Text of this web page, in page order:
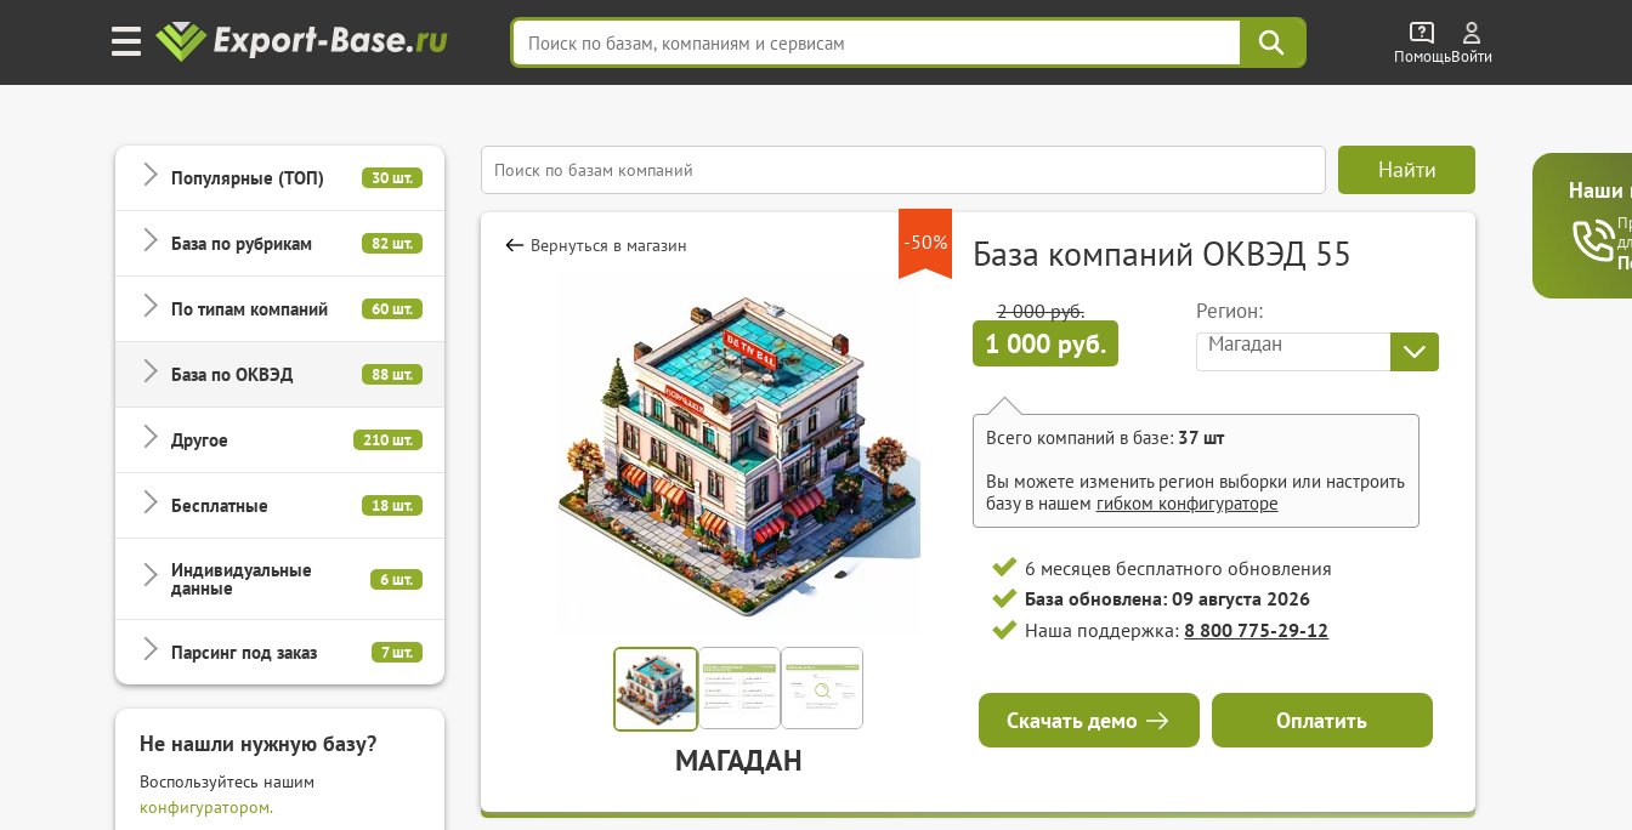
ПомощьВойти
Наши
Популярные (ТОП) 30 шт.
База по рубрикам 82 шт.
По типам компаний 60 шт.
База по ОКВЭД 88 шт.
Другое 210 шт.
Бесплатные 18 шт.
Индивидуальные
данные 6 шт.
Парсинг под заказ 7 шт.
Не нашли нужную базу?
Воспользуйтесь нашим
конфигуратором.
Найти
-50%
Вернуться в магазин
МАГАДАН
База компаний ОКВЭД 55
2 000 руб.
1 000 руб.
Регион:
Магадан
Всего компаний в базе: 37шт
Вы можете изменить регион выборки или настроить
базу в нашем гибком конфигураторе
6 месяцев бесплатного обновления
База обновлена: 09 августа 2026
Наша поддержка: 8 800 775-29-12
Скачать демо Оплатить